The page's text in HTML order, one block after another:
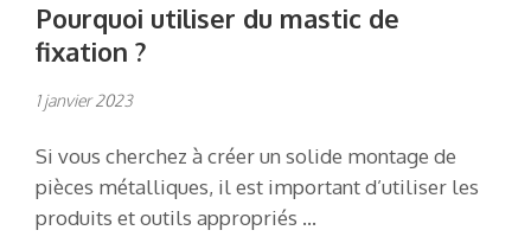
Pourquoi utiliser du mastic de
fixation ?
1 janvier 2023
Si vous cherchez à créer un solide montage de
pièces métalliques, il est important d’utiliser les
produits et outils appropriés …